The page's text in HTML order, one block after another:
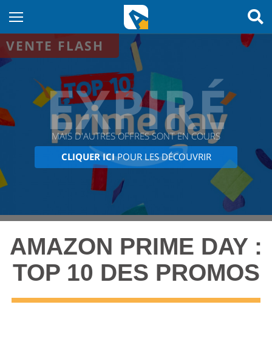
VENTE FLASH
EXPIRÉ
MAIS D'AUTRES OFFRES SONT EN COURS
CLIQUER ICIPOUR LES DÉCOUVRIR
AMAZON PRIME DAY :
TOP 10 DES PROMOS